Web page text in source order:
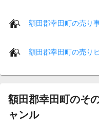
額田郡幸田町の売り
額田郡幸田町の売り
額田郡幸田町のそ
ャンル